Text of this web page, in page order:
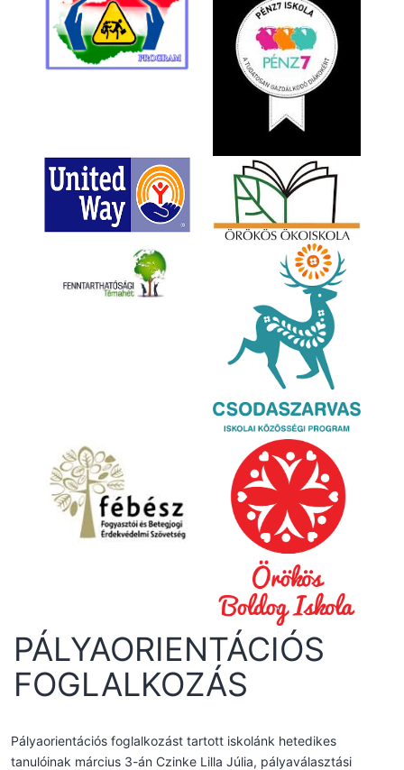
PÁLYAORIENTÁCIÓS
FOGLALKOZÁS
Pályaorientációs foglalkozást tartott iskolánk hetedikes
tanulóinak március 3-án Czinke Lilla Júlia, pályaválasztási